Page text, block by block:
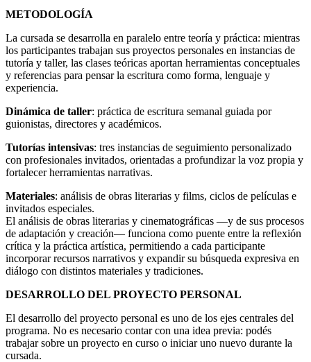
METODOLOGÍA
La cursada se desarrolla en paralelo entre teoría y práctica: mientras
los participantes trabajan sus proyectos personales en instancias de
tutoría y taller, las clases teóricas aportan herramientas conceptuales
y referencias para pensar la escritura como forma, lenguaje y
experiencia.
Dinámica de taller: práctica de escritura semanal guiada por
guionistas, directores y académicos.
Tutorías intensivas: tres instancias de seguimiento personalizado
con profesionales invitados, orientadas a profundizar la voz propia y
fortalecer herramientas narrativas.
Materiales: análisis de obras literarias y films, ciclos de películas e
invitados especiales.
El análisis de obras literarias y cinematográficas —y de sus procesos
de adaptación y creación— funciona como puente entre la reflexión
crítica y la práctica artística, permitiendo a cada participante
incorporar recursos narrativos y expandir su búsqueda expresiva en
diálogo con distintos materiales y tradiciones.
DESARROLLO DEL PROYECTO PERSONAL
El desarrollo del proyecto personal es uno de los ejes centrales del
programa. No es necesario contar con una idea previa: podés
trabajar sobre un proyecto en curso o iniciar uno nuevo durante la
cursada.